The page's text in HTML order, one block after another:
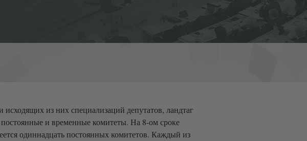
из них специализаций депутатов, ландтаг
постоянные и временные комитеты. На 8-ом сроке
одиннадцать постоянных комитетов. Каждый из